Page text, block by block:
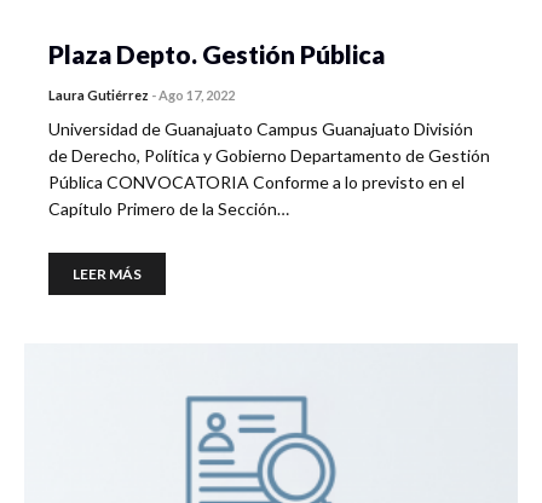
Plaza Depto. Gestión Pública
Laura Gutiérrez -Ago 17, 2022
Universidad de Guanajuato Campus Guanajuato División
de Derecho, Política y Gobierno Departamento de Gestión
Pública CONVOCATORIA Conforme a lo previsto en el
Capítulo Primero de la Sección…
LEER MÁS